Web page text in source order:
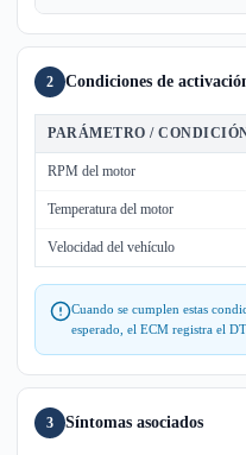
2 Condiciones de
PARÁMETRO /
RPM del motor
Temperatura del motor
Velocidad del vehículo
Cuando se cumplen estas
esperado, el ECM registra el
3 Síntomas asociados